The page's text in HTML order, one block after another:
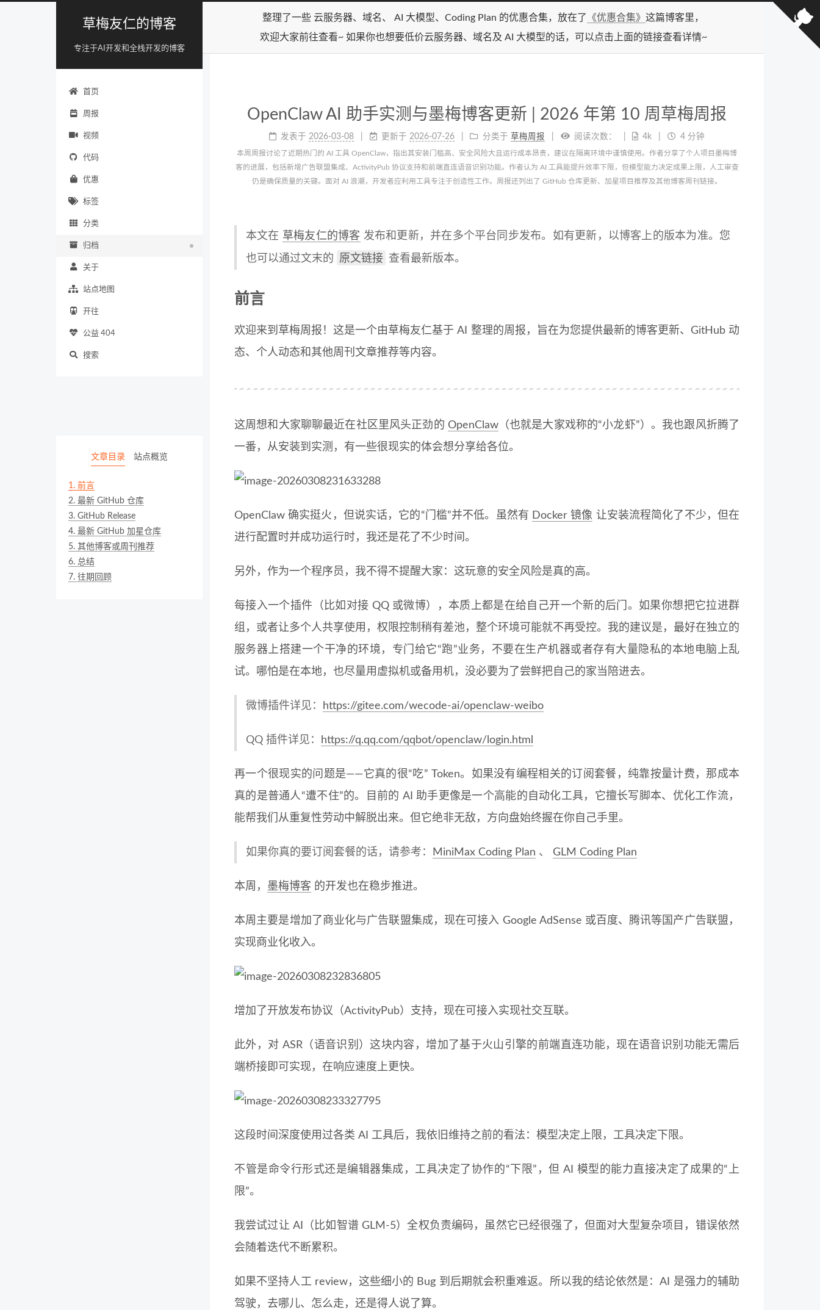
整理了一些 云服务器、域名、 AI 大模型、Coding Plan 的优惠合集，放在了 《优惠合集》 这篇博客里，
欢迎大家前往查看~ 如果你也想要低价云服务器、域名及 AI 大模型的话，可以点击上面的链接查看详情~
草梅友仁的博客
专注于AI开发和全栈开发的博客
首页
周报
视频
代码
优惠
标签
分类
归档
关于
站点地图
开往
公益 404
搜索
OpenClaw AI 助手实测与墨梅博客更新 | 2026 年第 10 周草梅周报
发表于 2026-03-08 更新于 2026-07-26 分类于 草梅周报 阅读次数： 4k 4 分钟
本周周报讨论了近期热门的 AI 工具 OpenClaw，指出其安装门槛高、安全风险大且运行成本昂贵，建议在隔离环境中谨慎使用。作者分享了个人项目墨梅博
客的进展，包括新增广告联盟集成、ActivityPub 协议支持和前端直连语音识别功能。作者认为 AI 工具能提升效率下限，但模型能力决定成果上限，人工审查
仍是确保质量的关键。面对 AI 浪潮，开发者应利用工具专注于创造性工作。周报还列出了 GitHub 仓库更新、加星项目推荐及其他博客周刊链接。
本文在 草梅友仁的博客 发布和更新，并在多个平台同步发布。如有更新，以博客上的版本为准。您
也可以通过文末的 原文链接 查看最新版本。
前言
欢迎来到草梅周报！这是一个由草梅友仁基于 AI 整理的周报，旨在为您提供最新的博客更新、GitHub 动
态、个人动态和其他周刊文章推荐等内容。
这周想和大家聊聊最近在社区里风头正劲的 OpenClaw（也就是大家戏称的“小龙虾”）。我也跟风折腾了
一番，从安装到实测，有一些很现实的体会想分享给各位。
OpenClaw 确实挺火，但说实话，它的“门槛”并不低。虽然有 Docker 镜像 让安装流程简化了不少，但在
进行配置时并成功运行时，我还是花了不少时间。
另外，作为一个程序员，我不得不提醒大家：这玩意的安全风险是真的高。
每接入一个插件（比如对接 QQ 或微博），本质上都是在给自己开一个新的后门。如果你想把它拉进群
组，或者让多个人共享使用，权限控制稍有差池，整个环境可能就不再受控。我的建议是，最好在独立的
服务器上搭建一个干净的环境，专门给它“跑”业务，不要在生产机器或者存有大量隐私的本地电脑上乱
试。哪怕是在本地，也尽量用虚拟机或备用机，没必要为了尝鲜把自己的家当陪进去。
微博插件详见： https://gitee.com/wecode-ai/openclaw-weibo
QQ 插件详见： https://q.qq.com/qqbot/openclaw/login.html
再一个很现实的问题是——它真的很“吃” Token。如果没有编程相关的订阅套餐，纯靠按量计费，那成本
真的是普通人“遭不住”的。目前的 AI 助手更像是一个高能的自动化工具，它擅长写脚本、优化工作流，
能帮我们从重复性劳动中解脱出来。但它绝非无敌，方向盘始终握在你自己手里。
如果你真的要订阅套餐的话，请参考： MiniMax Coding Plan 、 GLM Coding Plan
本周， 墨梅博客 的开发也在稳步推进。
本周主要是增加了商业化与广告联盟集成，现在可接入 Google AdSense 或百度、腾讯等国产广告联盟，
实现商业化收入。
增加了开放发布协议（ActivityPub）支持，现在可接入实现社交互联。
此外，对 ASR（语音识别）这块内容，增加了基于火山引擎的前端直连功能，现在语音识别功能无需后
端桥接即可实现，在响应速度上更快。
这段时间深度使用过各类 AI 工具后，我依旧维持之前的看法：模型决定上限，工具决定下限。
不管是命令行形式还是编辑器集成，工具决定了协作的“下限”，但 AI 模型的能力直接决定了成果的“上
限”。
我尝试过让 AI（比如智谱 GLM-5）全权负责编码，虽然它已经很强了，但面对大型复杂项目，错误依然
会随着迭代不断累积。
如果不坚持人工 review，这些细小的 Bug 到后期就会积重难返。所以我的结论依然是：AI 是强力的辅助
驾驶，去哪儿、怎么走，还是得人说了算。
文章目录 站点概览
1. 前言
2. 最新 GitHub 仓库
3. GitHub Release
4. 最新 GitHub 加星仓库
5. 其他博客或周刊推荐
6. 总结
7. 往期回顾